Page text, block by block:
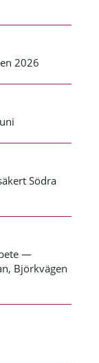
2026
Södra
—
Björkvägen